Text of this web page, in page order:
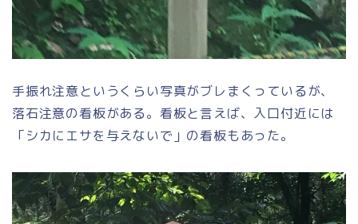
手振れ注意というくらい写真がブレまくっているが、
落石注意の看板がある。看板と言えば、入口付近には
「シカにエサを与えないで」の看板もあった。